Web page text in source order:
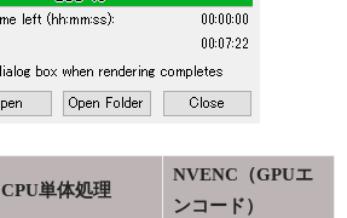
CPU単体処理
NVENC（GPUエ
ンコード）